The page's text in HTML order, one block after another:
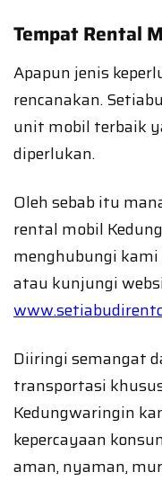
Tempat Rental
Apapun jenis
rencanakan.
unit mobil terbaik
diperlukan.
Oleh sebab itu
rental mobil
menghubungi
atau kunjungi
Diiringi semangat
transportasi
Kedungwaringin
kepercayaan
aman, nyaman,